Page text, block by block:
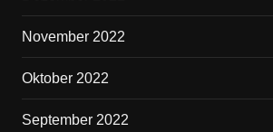
November 2022
Oktober 2022
September 2022